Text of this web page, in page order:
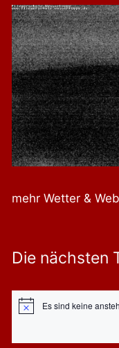
mehr Wetter &
Die nächsten
HinweisEs sind keine